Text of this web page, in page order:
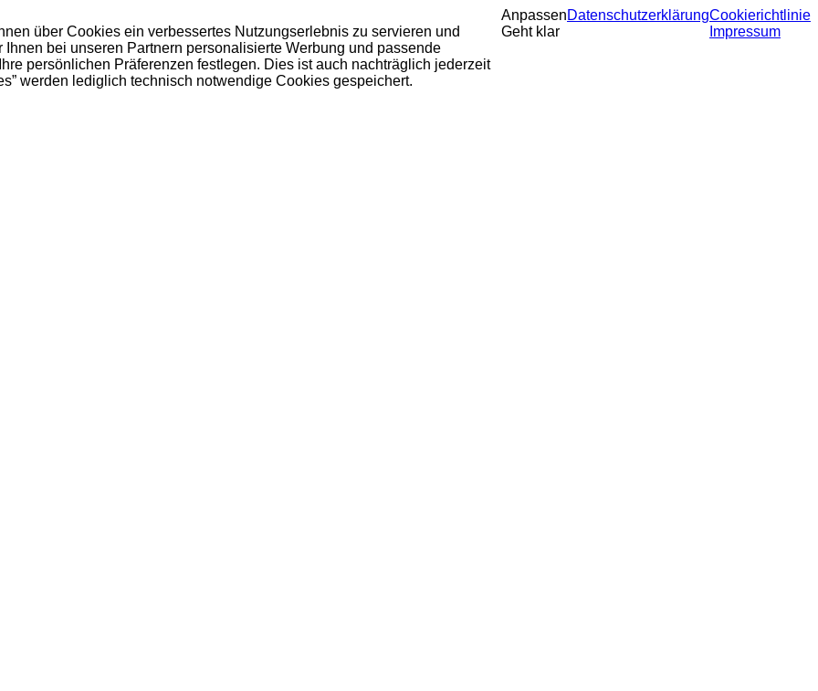
über Cookies ein verbessertes Nutzungserlebnis zu servieren und
bei unseren Partnern personalisierte Werbung und passende
persönlichen Präferenzen festlegen. Dies ist auch nachträglich jederzeit
werden lediglich technisch notwendige Cookies gespeichert.
Anpassen
Geht klar
DatenschutzerklärungCookierichtlinie
Impressum